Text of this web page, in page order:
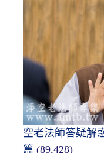
空老法師答疑解
篇 (89,428)